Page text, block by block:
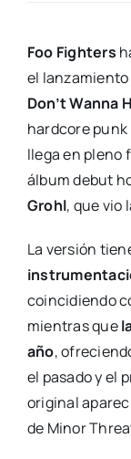
Foo Fighters
el
Don’t Wanna
hardcore punk
llega en pleno
álbum debut
Grohl, que vio
La versión
coincidiendo
mientras que
año,
el pasado y el
original
de Minor